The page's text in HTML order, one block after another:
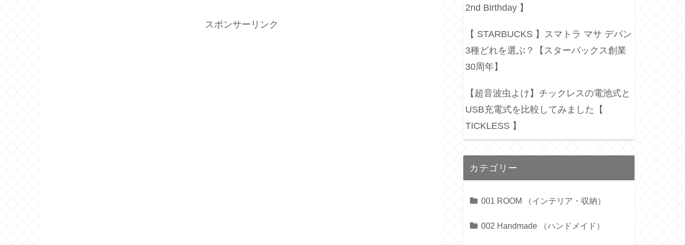
スポンサーリンク
2nd Birthday 】
【 STARBUCKS 】スマトラ マサ デパン
3種どれを選ぶ？【スターバックス創業
30周年】
【超音波虫よけ】チックレスの電池式と
USB充電式を比較してみました【
TICKLESS 】
カテゴリー
001 ROOM （インテリア・収納）
002 Handmade （ハンドメイド）